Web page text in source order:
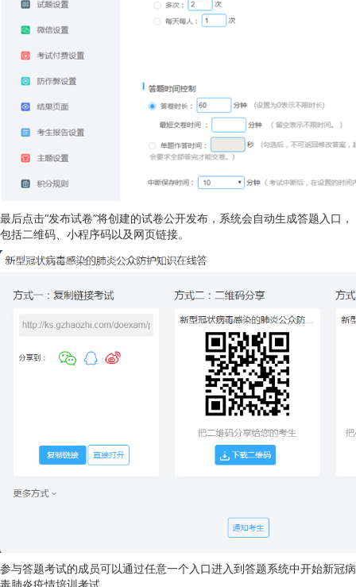
最后点击“发布试卷”将创建的试卷公开发布，系统会自动生成答题入口，
包括二维码、小程序码以及网页链接。
参与答题考试的成员可以通过任意一个入口进入到答题系统中开始新冠病
毒肺炎疫情培训考试。